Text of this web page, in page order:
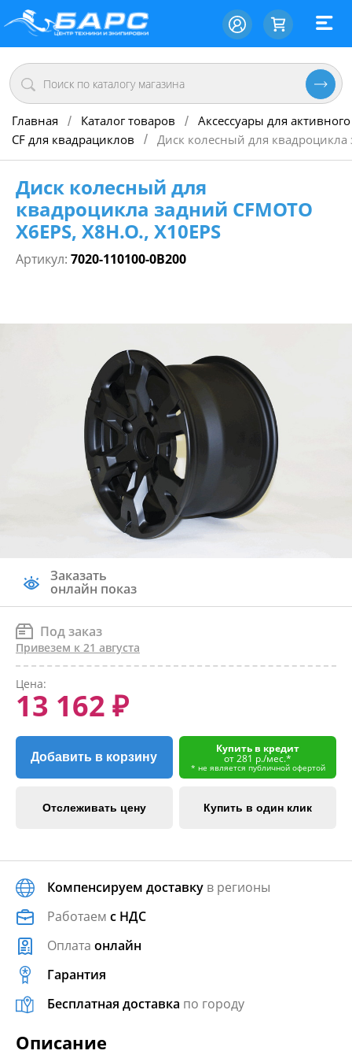
Главная / Каталог товаров / Аксессуары для
CF для квадрациклов
/ Диск колесный для квадроцикла
Диск колесный для
квадроцикла задний CFMOTO
X6EPS, X8H.O., X10EPS
Артикул: 7020-110100-0B200
Заказать
онлайн показ
Под заказ
Привезем к 21 августа
Цена:
13 162 ₽
Добавить в корзину
Купить в кредит
от 281 р./мес.*
* не является публичной офертой
Отслеживать цену Купить в один клик
Компенсируем доставку в регионы
Работаем с НДС
Оплата онлайн
Гарантия
Бесплатная доставка по городу
Описание